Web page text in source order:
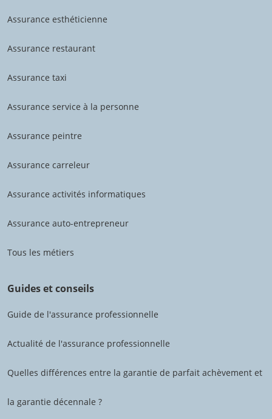
Assurance esthéticienne
Assurance restaurant
Assurance taxi
Assurance service à la personne
Assurance peintre
Assurance carreleur
Assurance activités informatiques
Assurance auto-entrepreneur
Tous les métiers
Guides et conseils
Guide de l'assurance professionnelle
Actualité de l'assurance professionnelle
Quelles différences entre la garantie de parfait achèvement et
la garantie décennale ?